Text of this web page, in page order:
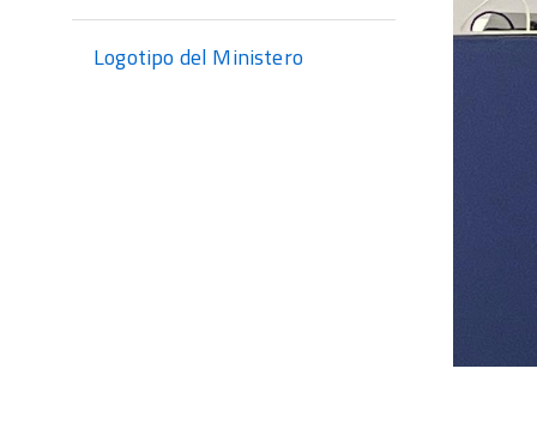
Logotipo del Ministero